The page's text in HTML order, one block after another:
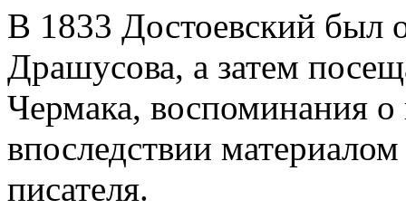
В 1833 Достоевский был
Драшусова, а затем
Чермака, воспоминания
впоследствии
писателя.